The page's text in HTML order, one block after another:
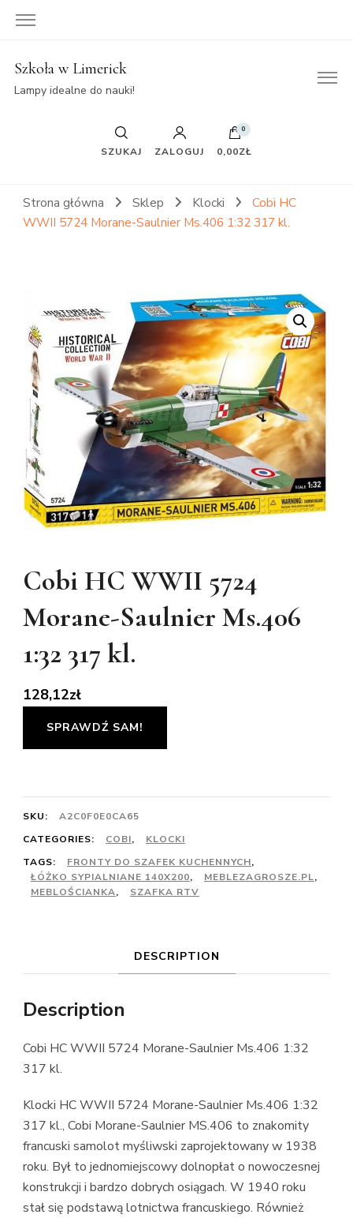
Szkoła w Limerick
Lampy idealne do nauki!
SZUKAJ ZALOGUJ
0
0,00ZŁ
Strona główna Sklep Klocki
Cobi HC
WWII 5724 Morane-Saulnier Ms.406 1:32 317 kl.
Cobi HC WWII 5724
Morane-Saulnier Ms.406
1:32 317 kl.
128,12zł
SPRAWDŹ SAM!
SKU:
A2C0F0E0CA65
CATEGORIES:
COBI,
KLOCKI
TAGS:
FRONTY DO SZAFEK KUCHENNYCH,
ŁÓŻKO SYPIALNIANE 140X200, MEBLEZAGROSZE.PL,
MEBLOŚCIANKA, SZAFKA RTV
DESCRIPTION
Description
Cobi HC WWII 5724 Morane-Saulnier Ms.406 1:32
317 kl.
Klocki HC WWII 5724 Morane-Saulnier Ms.406 1:32
317 kl., Cobi Morane-Saulnier MS.406 to znakomity
francuski samolot myśliwski zaprojektowany w 1938
roku. Był to jednomiejscowy dolnopłat o nowoczesnej
konstrukcji i bardzo dobrych osiągach. W 1940 roku
stał się podstawą lotnictwa francuskiego. Również